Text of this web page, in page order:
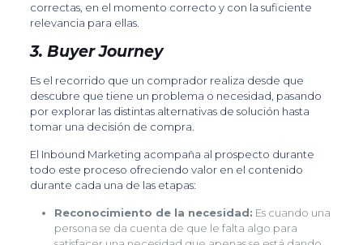
correctas, en el momento correcto y con la suficiente
relevancia para ellas.
3. Buyer Journey
Es el recorrido que un comprador realiza desde que
descubre que tiene un problema o necesidad, pasando
por explorar las distintas alternativas de solución hasta
tomar una decisión de compra.
El Inbound Marketing acompaña al prospecto durante
todo este proceso ofreciendo valor en el contenido
durante cada una de las etapas:
Reconocimiento de la necesidad: Es cuando una
persona se da cuenta de que le falta algo para